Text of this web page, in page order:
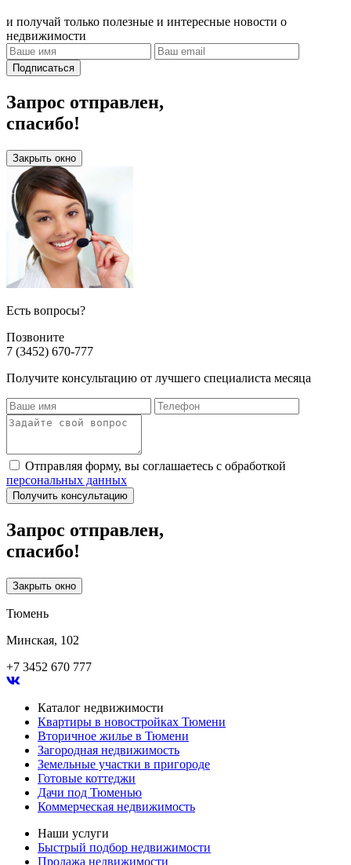
и получай только полезные и интересные новости о
недвижимости
Подписаться
Запрос отправлен,
спасибо!
Закрыть окно
Есть вопросы?
Позвоните
7 (3452) 670-777
Получите консультацию от лучшего специалиста месяца
Отправляя форму, вы соглашаетесь с обработкой
персональных данных
Получить консультацию
Запрос отправлен,
спасибо!
Закрыть окно
Тюмень
Минская, 102
+7 3452 670 777
Каталог недвижимости
Квартиры в новостройках Тюмени
Вторичное жилье в Тюмени
Загородная недвижимость
Земельные участки в пригороде
Готовые коттеджи
Дачи под Тюменью
Коммерческая недвижимость
Наши услуги
Быстрый подбор недвижимости
Продажа недвижимости